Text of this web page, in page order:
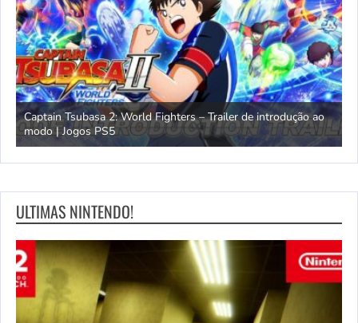
Captain Tsubasa 2: World Fighters – Trailer de introdução ao
modo | Jogos PS5
ULTIMAS NINTENDO!